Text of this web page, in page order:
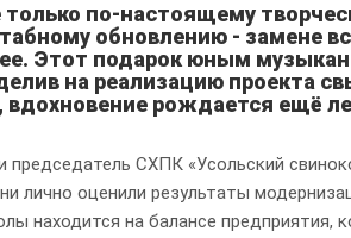
по-настоящему
обновлению - замене
Этот подарок юным
на реализацию проекта
рождается ещё
председатель СХПК «Усольский
лично оценили результаты
находится на балансе предприятия,